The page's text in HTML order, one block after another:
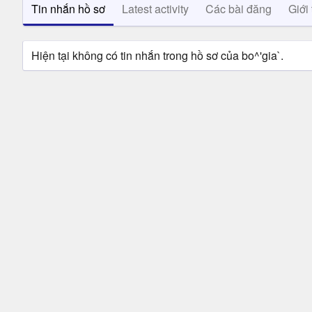
Tin nhắn hồ sơ Latest activity Các bài đăng Giới
Hiện tại không có tin nhắn trong hồ sơ của bo^'gia`.